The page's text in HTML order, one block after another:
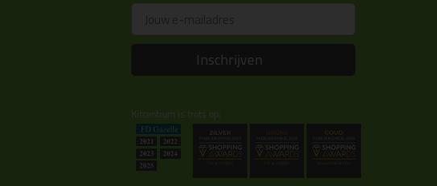
Inschrijven
Kitcentrum is trots op: